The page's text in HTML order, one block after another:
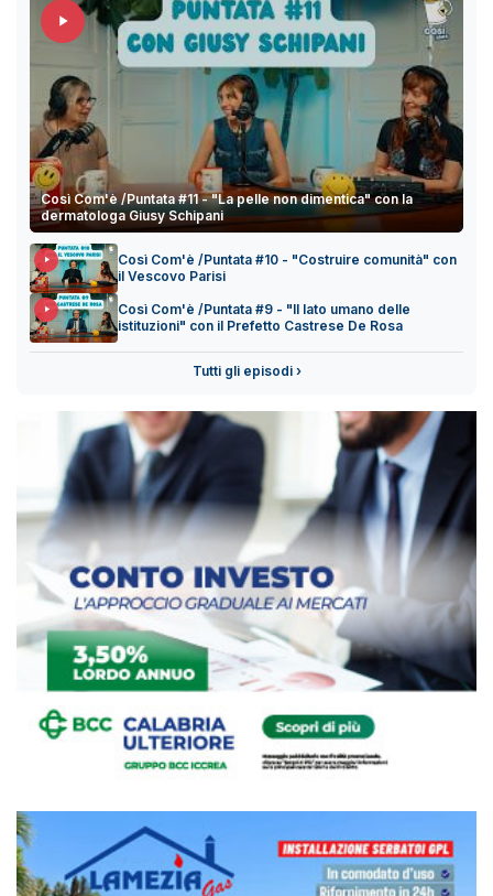
Così Com'è /Puntata #11 - "La pelle non dimentica" con la
dermatologa Giusy Schipani
Così Com'è /Puntata #10 - "Costruire comunità" con
il Vescovo Parisi
Così Com'è /Puntata #9 - "Il lato umano delle
istituzioni" con il Prefetto Castrese De Rosa
Tutti gli episodi ›